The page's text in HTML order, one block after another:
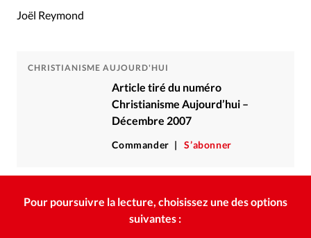
Joël Reymond
CHRISTIANISME AUJOURD'HUI
Article tiré du numéro
Christianisme Aujourd’hui –
Décembre 2007
Commander S’abonner
Pour poursuivre la lecture, choisissez une des options
suivantes :